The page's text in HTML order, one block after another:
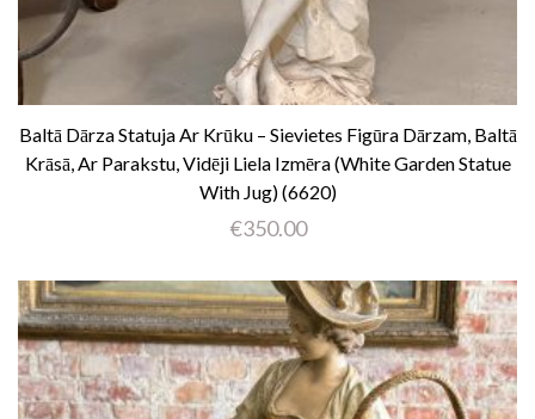
Baltā Dārza Statuja Ar Krūku – Sievietes Figūra Dārzam, Baltā
Krāsā, Ar Parakstu, Vidēji Liela Izmēra (White Garden Statue
With Jug) (6620)
€350.00